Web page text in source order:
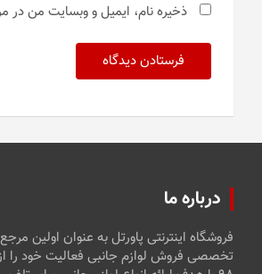
ذخیره نام، ایمیل و وبسایت من در
درباره ما
فروشگاه اینترنتی پاورتل به عنوان اولین مرجع
تخصصی فروش لوازم جانبی فعالیت خود را